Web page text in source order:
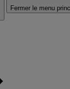
Fermer le menu